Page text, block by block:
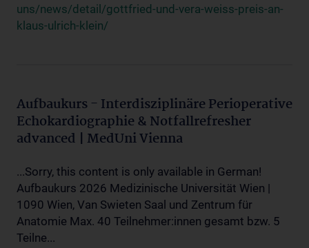
uns/news/detail/gottfried-und-vera-weiss-preis-an-
klaus-ulrich-klein/
Aufbaukurs - Interdisziplinäre Perioperative
Echokardiographie & Notfallrefresher
advanced | MedUni Vienna
...Sorry, this content is only available in German!
Aufbaukurs 2026 Medizinische Universität Wien |
1090 Wien, Van Swieten Saal und Zentrum für
Anatomie Max. 40 Teilnehmer:innen gesamt bzw. 5
Teilne...